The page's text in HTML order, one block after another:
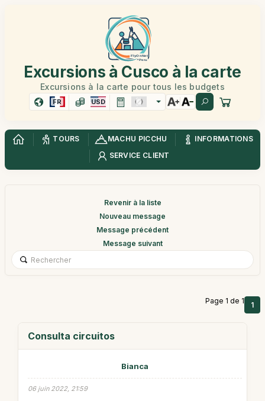
Excursions à Cusco à la carte
Excursions à la carte pour tous les budgets
FR USD
TOURS MACHU PICCHU
INFORMATIONS
SERVICE CLIENT
Revenir à la liste
Nouveau message
Message précédent
Message suivant
Page 1 de 1 1
Consulta circuitos
Bianca
06 juin 2022, 21:59